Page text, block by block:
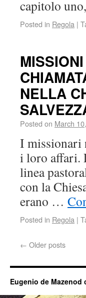
capitolo
Posted in Regola |
NELLA
Posted on March
I missionari
i loro affari.
linea
con la
erano …
Posted in Regola |
← Older posts
Eugenio de Mazenod